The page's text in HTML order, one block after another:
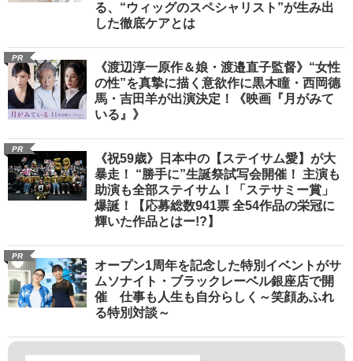
る、“ウィッグのスペシャリスト”が生み出
した徹底ケアとは
PR
《渡辺淳一原作＆娘・渡邉直子監督》“女性
の性”を真摯に描く意欲作に黒木瞳・西岡德
馬・吉田羊が出演決定！《映画『月がみて
いる』》
PR
《祝59歳》日本中の【ステイサム愛】が大
暴走！ “勝手に”生誕祭試写会開催！ 主演も
助演も全部ステイサム！「ステサミー賞」
爆誕！【応募総数941票 全54作品の栄冠に
輝いた作品とはー!?】
PR
オープン1周年を記念した特別イベントがサ
ムソナイト・ブラックレーベル銀座店で開
催 仕事も人生も自分らしく～笑顔あふれ
る特別対談～